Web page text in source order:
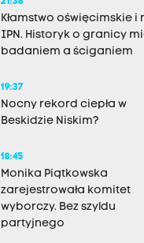
Kłamstwo oświęcimskie i
IPN. Historyk o granicy
badaniem a ściganiem
19:37
Nocny rekord ciepła w
Beskidzie Niskim?
18:45
Monika Piątkowska
zarejestrowała komitet
wyborczy. Bez szyldu
partyjnego